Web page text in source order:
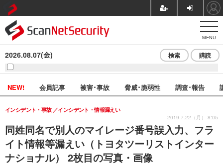
MENU
2026.08.07(金) 検索 購読
NEW! 会員記事 被害･事故 脅威･脆弱性 調査･報告
同姓同名で別人のマイレージ番号誤入力、フラ
イト情報等漏えい（トヨタツーリストインター
ナショナル） 2枚目の写真・画像
インシデント・事故 インシデント・情報漏えい
2019.7.22（月） 8:05